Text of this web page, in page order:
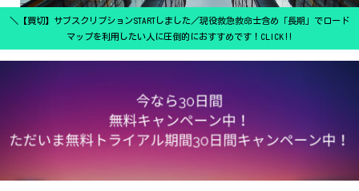
＼【買切】サブスクリプションSTARTしました／現役救急救命士含め「長期」でロード
マップを利用したい人に圧倒的におすすめです！CLICK‼